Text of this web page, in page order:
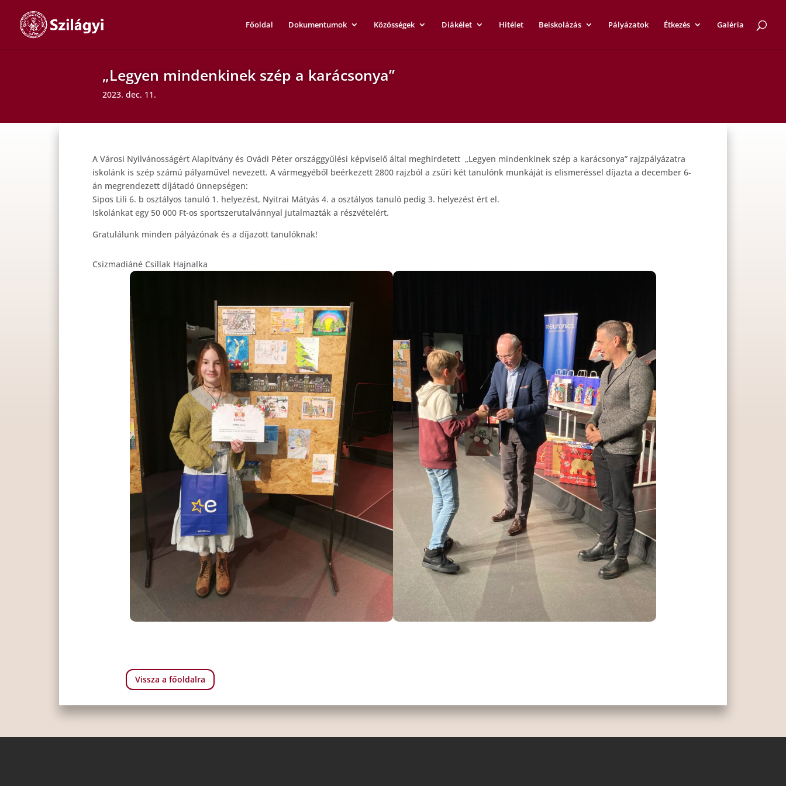
Főoldal Dokumentumok Közösségek Diákélet Hitélet Beiskolázás Pályázatok Étkezés Galéria
„Legyen mindenkinek szép a karácsonya”
2023. dec. 11.
A Városi Nyilvánosságért Alapítvány és Ovádi Péter országgyűlési képviselő által meghirdetett „Legyen mindenkinek szép a karácsonya” rajzpályázatra
iskolánk is szép számú pályaművel nevezett. A vármegyéből beérkezett 2800 rajzból a zsűri két tanulónk munkáját is elismeréssel díjazta a december 6-
án megrendezett díjátadó ünnepségen:
Sipos Lili 6. b osztályos tanuló 1. helyezést, Nyitrai Mátyás 4. a osztályos tanuló pedig 3. helyezést ért el.
Iskolánkat egy 50 000 Ft-os sportszerutalvánnyal jutalmazták a részvételért.
Gratulálunk minden pályázónak és a díjazott tanulóknak!
Csizmadiáné Csillak Hajnalka
Vissza a főoldalra